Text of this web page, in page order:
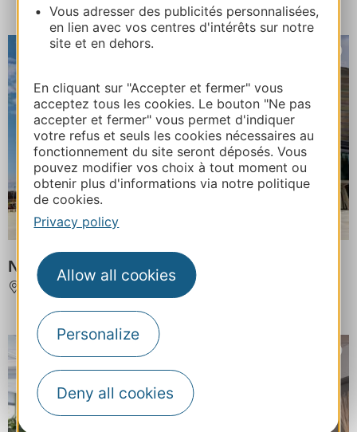
Vous adresser des publicités personnalisées,
en lien avec vos centres d'intérêts sur notre
site et en dehors.
En cliquant sur "Accepter et fermer" vous
acceptez tous les cookies. Le bouton "Ne pas
accepter et fermer" vous permet d'indiquer
votre refus et seuls les cookies nécessaires au
fonctionnement du site seront déposés. Vous
pouvez modifier vos choix à tout moment ou
obtenir plus d'informations via notre politique
de cookies.
Privacy policy
Allow all cookies
Personalize
Deny all cookies
NARBONNE ARENA
NARBONNE